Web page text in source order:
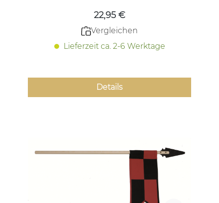
22,95 €
Vergleichen
Lieferzeit ca. 2-6 Werktage
Details